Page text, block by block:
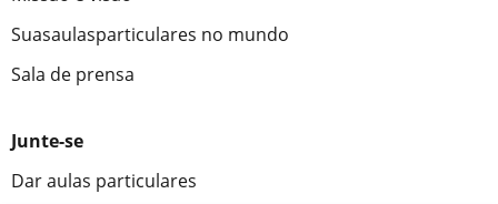
Suasaulasparticulares no mundo
Sala de prensa
Junte-se
Dar aulas particulares